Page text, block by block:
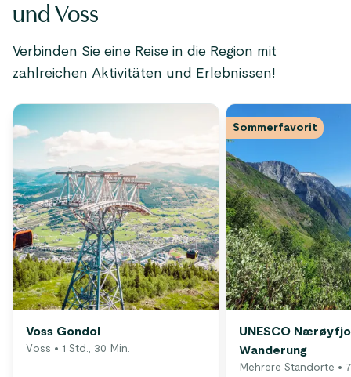
und Voss
Verbinden Sie eine Reise in die Region mit
zahlreichen Aktivitäten und Erlebnissen!
Voss Gondol
Voss • 1 Std., 30 Min.
Sommerfavorit
UNESCO
Wanderung
Mehrere Standorte •